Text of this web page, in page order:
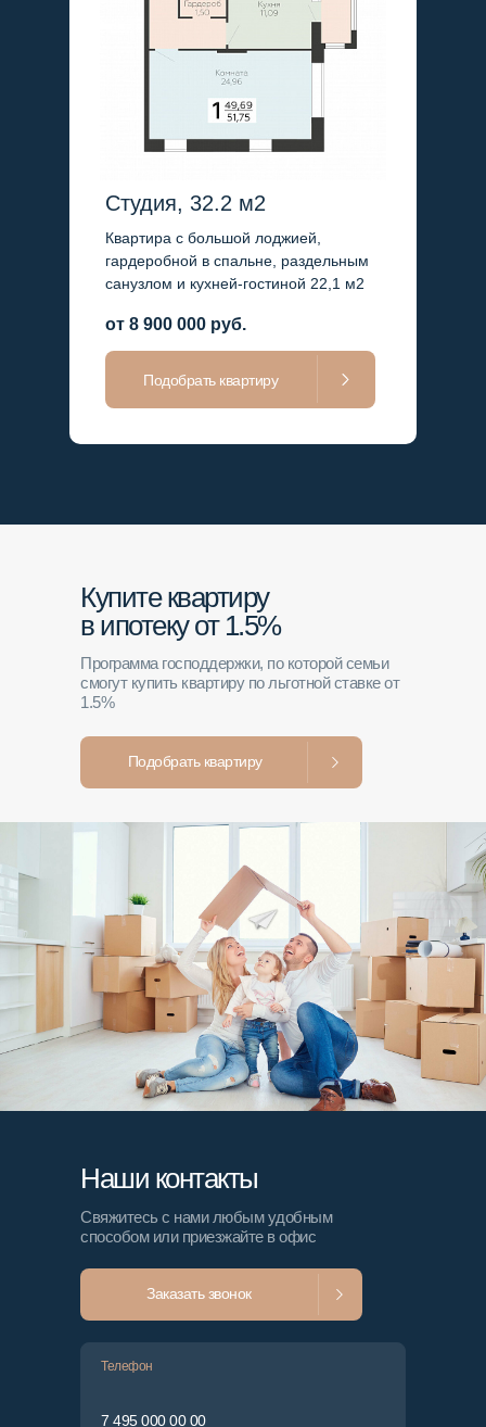
Квартира с большой лоджией,
гардеробной в спальне, раздельным
санузлом и кухней-гостиной 22,1 м2
Подобрать квартиру
Студия, 32.2 м2
от 8 900 000 руб.
Купите квартиру
в ипотеку от 1.5%
Программа господдержки, по которой семьи
смогут купить квартиру по льготной ставке от
1.5%
Подобрать квартиру
Наши контакты
Свяжитесь с нами любым удобным
способом или приезжайте в офис
7 495 000 00 00
Телефон
Заказать звонок